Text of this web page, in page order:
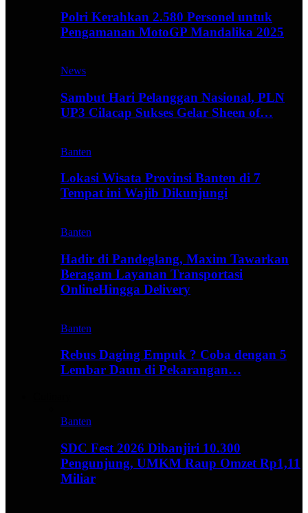
Polri Kerahkan 2.580 Personel untuk
Pengamanan MotoGP Mandalika 2025
News
Sambut Hari Pelanggan Nasional, PLN
UP3 Cilacap Sukses Gelar Sheen of…
Banten
Lokasi Wisata Provinsi Banten di 7
Tempat ini Wajib Dikunjungi
Banten
Hadir di Pandeglang, Maxim Tawarkan
Beragam Layanan Transportasi
OnlineHingga Delivery
Banten
Rebus Daging Empuk ? Coba dengan 5
Lembar Daun di Pekarangan…
Banten
SDC Fest 2026 Dibanjiri 10.300
Pengunjung, UMKM Raup Omzet Rp1,11
Miliar